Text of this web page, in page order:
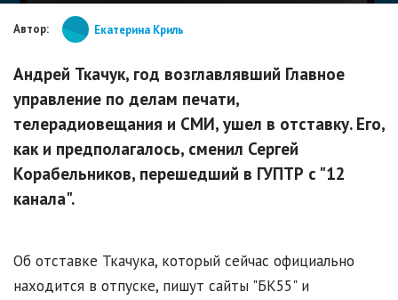
Автор: Екатерина Криль
Андрей Ткачук, год возглавлявший Главное
управление по делам печати,
телерадиовещания и СМИ, ушел в отставку. Его,
как и предполагалось, сменил Сергей
Корабельников, перешедший в ГУПТР с "12
канала".
Об отставке Ткачука, который сейчас официально
находится в отпуске, пишут сайты "БК55" и